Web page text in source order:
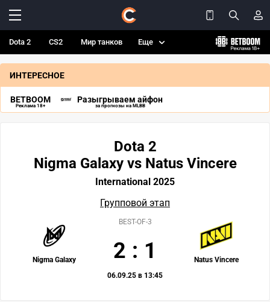
Dota 2 CS2 Мир танков Еще
ИНТЕРЕСНОЕ
BETBOOM
Реклама 18+
Разыгрываем айфон
за прогнозы на MLBB
Dota 2
Nigma Galaxy vs Natus Vincere
International 2025
Групповой этап
Nigma Galaxy Natus Vincere
BEST-OF-3
2 : 1
06.09.25 в 13:45